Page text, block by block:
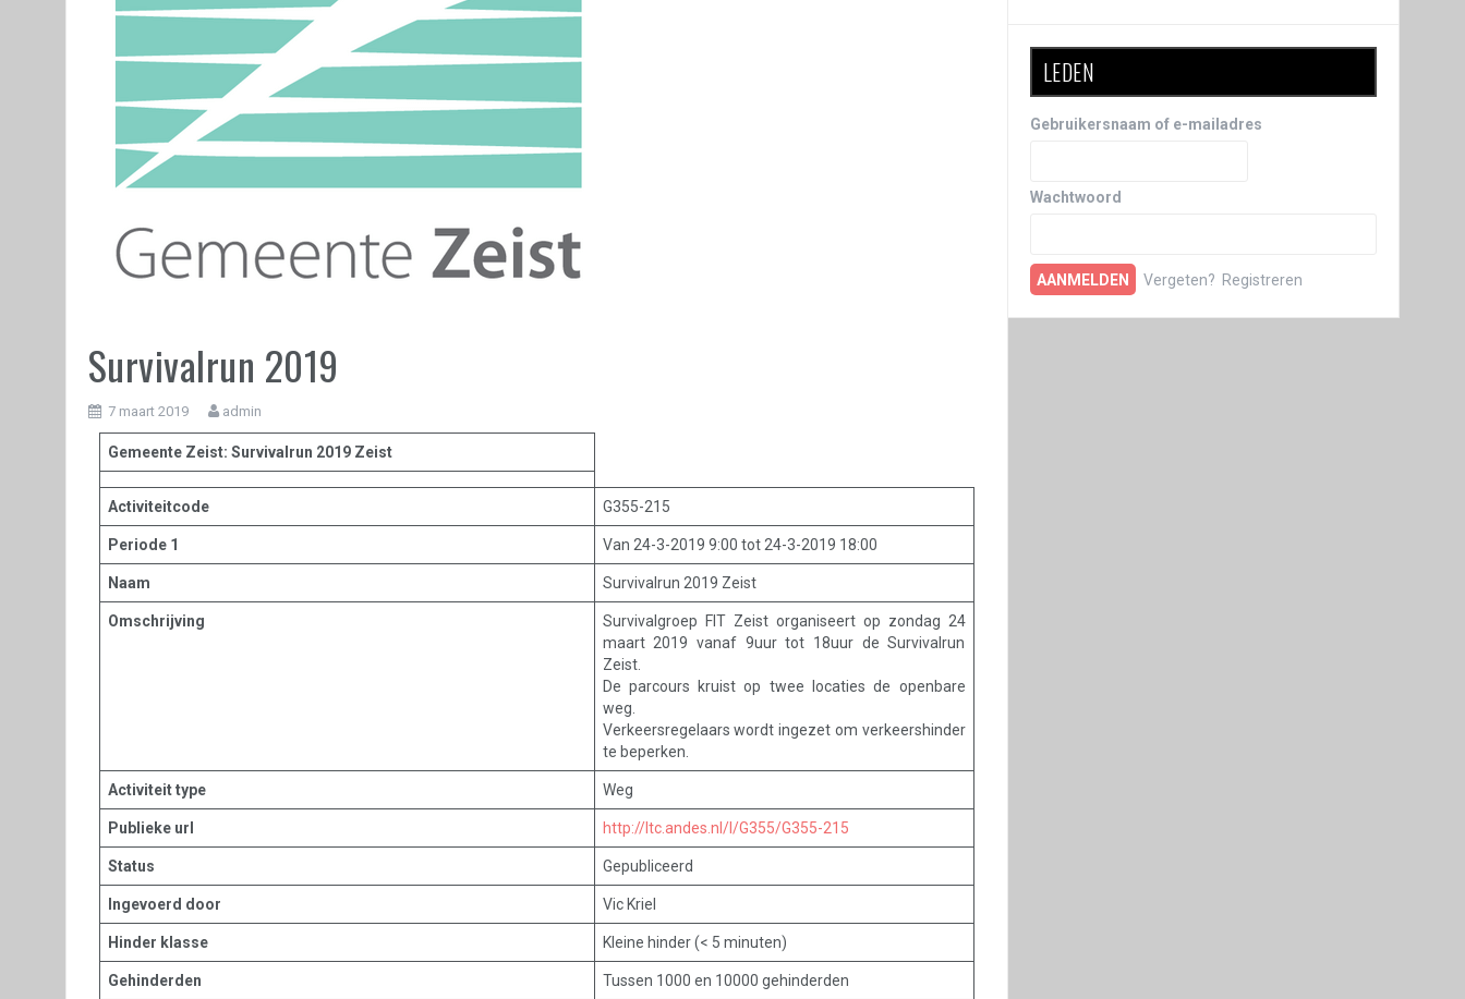
Survivalrun 2019
7 maart 2019 admin
Gemeente Zeist: Survivalrun 2019 Zeist
Activiteitcode G355-215
Periode 1 Van 24-3-2019 9:00 tot 24-3-2019 18:00
Naam Survivalrun 2019 Zeist
Omschrijving
Survivalgroep FIT Zeist organiseert op zondag 24
maart 2019 vanaf 9uur tot 18uur de Survivalrun
Zeist.
De parcours kruist op twee locaties de openbare
weg.
Verkeersregelaars wordt ingezet om verkeershinder
te beperken.
Activiteit type Weg
Publieke url http://ltc.andes.nl/l/G355/G355-215
Status Gepubliceerd
Ingevoerd door Vic Kriel
Hinder klasse Kleine hinder (< 5 minuten)
Gehinderden Tussen 1000 en 10000 gehinderden
LEDEN
Gebruikersnaam of e-mailadres
Wachtwoord
Vergeten? Registreren